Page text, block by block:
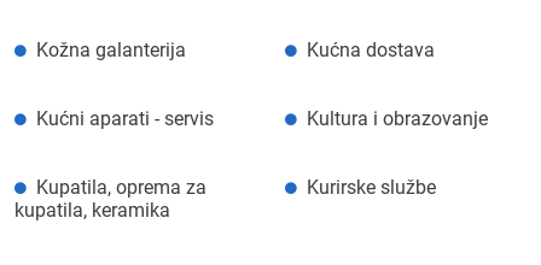
Kožna galanterija Kućna dostava
Kućni aparati - servis Kultura i obrazovanje
Kupatila, oprema za
kupatila, keramika
Kurirske službe